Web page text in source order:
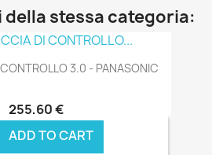
stessa categoria:
3.0 - PANASONIC
255,60 €
ADD TO CART